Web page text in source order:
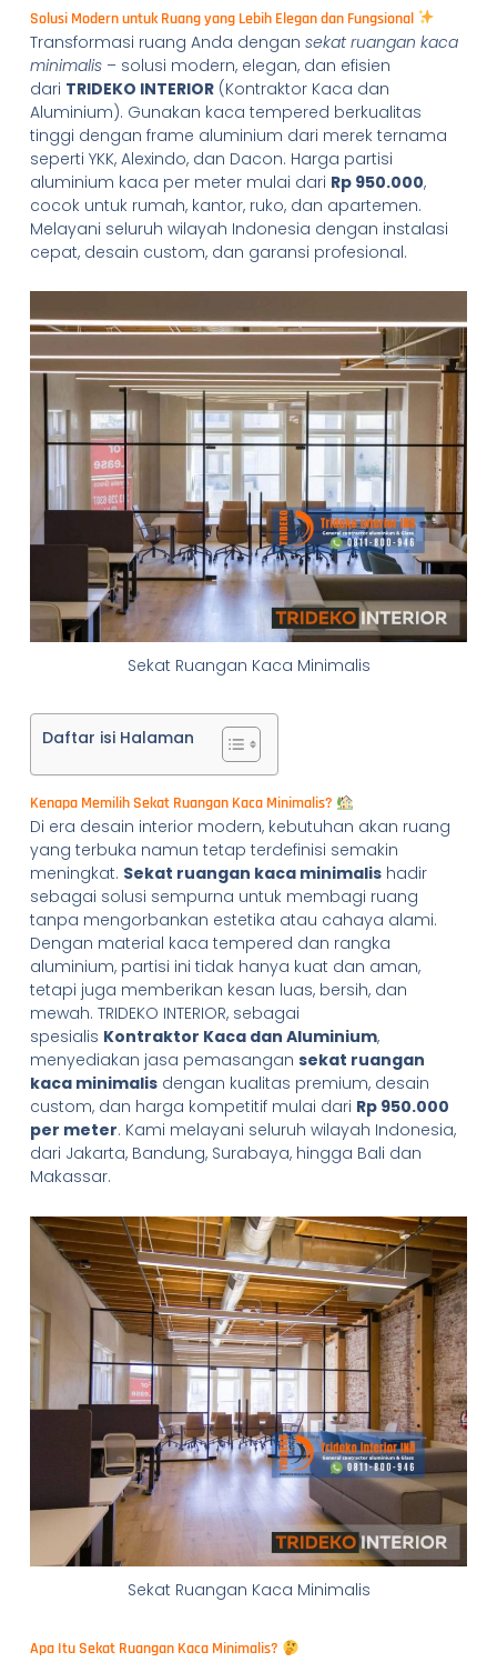
Solusi Modern untuk Ruang yang Lebih Elegan dan Fungsional
Transformasi ruang Anda dengan sekat ruangan kaca
minimalis– solusi modern, elegan, dan efisien
dari TRIDEKO INTERIOR(Kontraktor Kaca dan
Aluminium). Gunakan kaca tempered berkualitas
tinggi dengan frame aluminium dari merek ternama
seperti YKK, Alexindo, dan Dacon. Harga partisi
aluminium kaca per meter mulai dari Rp 950.000,
cocok untuk rumah, kantor, ruko, dan apartemen.
Melayani seluruh wilayah Indonesia dengan instalasi
cepat, desain custom, dan garansi profesional.
Sekat Ruangan Kaca Minimalis
Daftar isi Halaman
Kenapa Memilih Sekat Ruangan Kaca Minimalis?
Di era desain interior modern, kebutuhan akan ruang
yang terbuka namun tetap terdefinisi semakin
meningkat. Sekat ruangan kaca minimalishadir
sebagai solusi sempurna untuk membagi ruang
tanpa mengorbankan estetika atau cahaya alami.
Dengan material kaca tempered dan rangka
aluminium, partisi ini tidak hanya kuat dan aman,
tetapi juga memberikan kesan luas, bersih, dan
mewah. TRIDEKO INTERIOR, sebagai
spesialis Kontraktor Kaca dan Aluminium,
menyediakan jasa pemasangan sekat ruangan
kaca minimalisdengan kualitas premium, desain
custom, dan harga kompetitif mulai dari Rp 950.000
per meter. Kami melayani seluruh wilayah Indonesia,
dari Jakarta, Bandung, Surabaya, hingga Bali dan
Makassar.
Sekat Ruangan Kaca Minimalis
Apa Itu Sekat Ruangan Kaca Minimalis?